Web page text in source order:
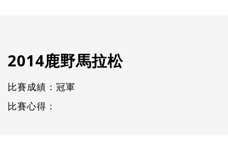
2014鹿野馬拉松
比賽成績：冠軍
比賽心得：